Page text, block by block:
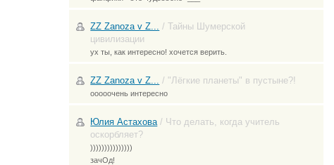
ZZ Zanoza v Z... /Тайны Шумерской
цивилизации
ух ты, как интересно! хочется верить.
ZZ Zanoza v Z... / "Лёгкие планеты" в пустыне?!
ооооочень интересно
Юлия Астахова / Что делать, когда учитель
оскорбляет?
)))))))))))))))
зачОд!